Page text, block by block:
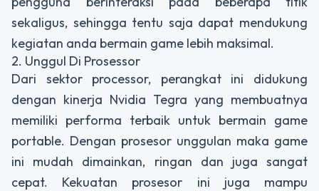
sekaligus, sehingga tentu saja dapat mendukung
kegiatan anda bermain game lebih maksimal.
2. Unggul Di Prosessor
Dari sektor processor, perangkat ini didukung
dengan kinerja Nvidia Tegra yang membuatnya
memiliki performa terbaik untuk bermain game
portable. Dengan prosesor unggulan maka game
ini mudah dimainkan, ringan dan juga sangat
cepat. Kekuatan prosesor ini juga mampu